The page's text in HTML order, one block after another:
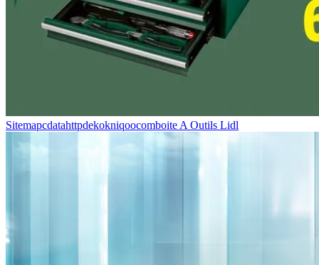
Sitemapcdatahttpdekokniqoocomboite A Outils Lidl